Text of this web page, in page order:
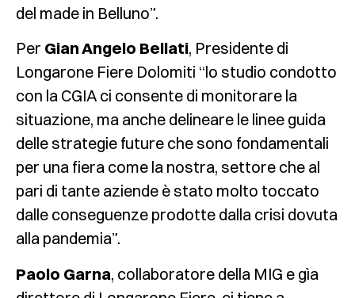
del made in Belluno”.
Per Gian Angelo Bellati, Presidente di
Longarone Fiere Dolomiti “lo studio condotto
con la CGIA ci consente di monitorare la
situazione, ma anche delineare le linee guida
delle strategie future che sono fondamentali
per una fiera come la nostra, settore che al
pari di tante aziende è stato molto toccato
dalle conseguenze prodotte dalla crisi dovuta
alla pandemia”.
Paolo Garna, collaboratore della MIG e gìa